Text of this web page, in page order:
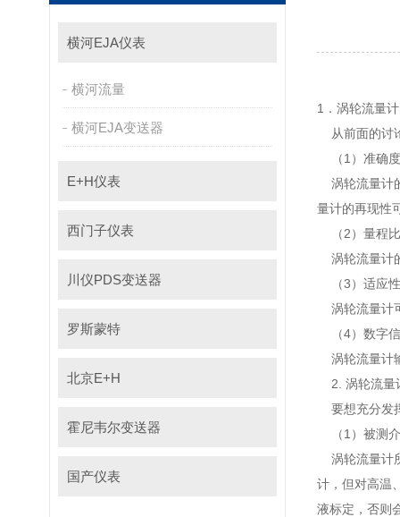
横河EJA仪表
横河流量
横河EJA变送器
E+H仪表
西门子仪表
川仪PDS变送器
罗斯蒙特
北京E+H
霍尼韦尔变送器
国产仪表
1．涡轮流量
从前面的讨
（1）准确
涡轮流量计
量计的再现性
（2）量程
涡轮流量计
（3）适应
涡轮流量计
（4）数字
涡轮流量计
2. 涡轮流量
要想充分发
（1）被测
涡轮流量计
计，但对
液标定，否